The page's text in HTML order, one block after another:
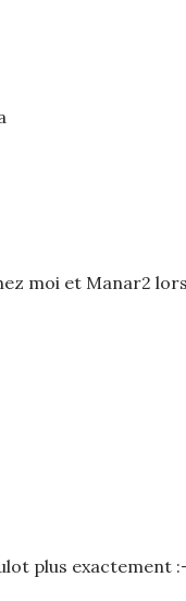
moi et Manar2
plus exactement